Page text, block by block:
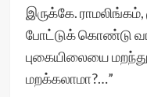
இருக்கே.
போட்டுக் கொண்டு
புகையிலையை
மறக்கலாமா?…”